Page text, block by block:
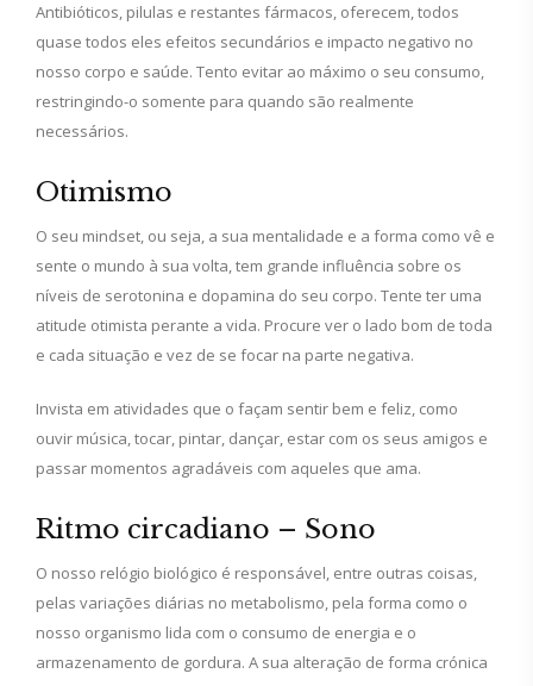
Antibióticos, pilulas e restantes fármacos, oferecem, todos
quase todos eles efeitos secundários e impacto negativo no
nosso corpo e saúde. Tento evitar ao máximo o seu consumo,
restringindo-o somente para quando são realmente
necessários.
Otimismo
O seu mindset, ou seja, a sua mentalidade e a forma como vê e
sente o mundo à sua volta, tem grande influência sobre os
níveis de serotonina e dopamina do seu corpo. Tente ter uma
atitude otimista perante a vida. Procure ver o lado bom de toda
e cada situação e vez de se focar na parte negativa.
Invista em atividades que o façam sentir bem e feliz, como
ouvir música, tocar, pintar, dançar, estar com os seus amigos e
passar momentos agradáveis com aqueles que ama.
Ritmo circadiano – Sono
O nosso relógio biológico é responsável, entre outras coisas,
pelas variações diárias no metabolismo, pela forma como o
nosso organismo lida com o consumo de energia e o
armazenamento de gordura. A sua alteração de forma crónica